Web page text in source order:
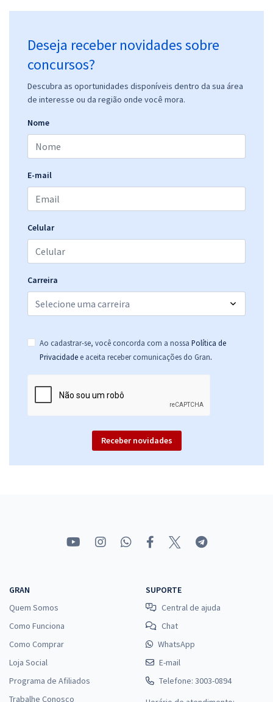
Deseja receber novidades sobre
concursos?
Descubra as oportunidades disponíveis dentro da sua área
de interesse ou da região onde você mora.
Nome
E-mail
Celular
Carreira
Ao cadastrar-se, você concorda com a nossa Política de
Privacidade e aceita receber comunicações do Gran.
Receber novidades
GRAN
Quem Somos
Como Funciona
Como Comprar
Loja Social
Programa de Afiliados
Trabalhe Conosco
SUPORTE
Central de ajuda
Chat
WhatsApp
E-mail
Telefone: 3003-0894